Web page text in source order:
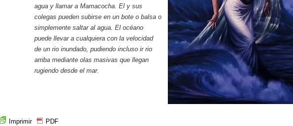
agua y llamar a Mamacocha. El y sus
colegas pueden subirse en un bote o balsa o
simplemente saltar al agua. El océano
puede llevar a cualquiera con la velocidad
de un rio inundado, pudiendo incluso ir rio
arriba mediante olas masivas que llegan
rugiendo desde el mar.
Imprimir PDF